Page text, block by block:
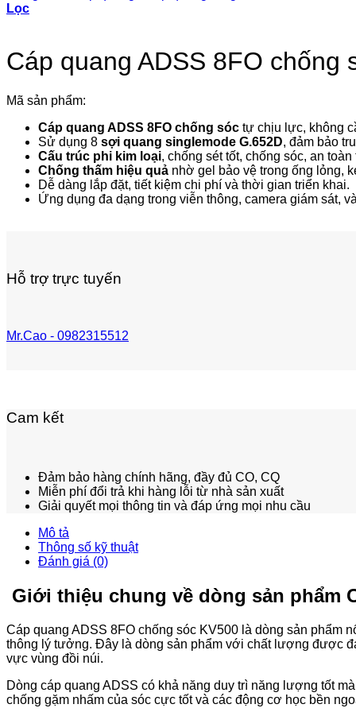
Lọc
Cáp quang ADSS 8FO chống
Mã sản phẩm:
Cáp quang ADSS 8FO chống sóc tự chịu lực, không
Sử dụng 8 sợi quang singlemode G.652D, đảm bảo
Cấu trúc phi kim loại, chống sét tốt, chống sóc, an
Chống thấm hiệu quả nhờ gel bảo vệ trong ống lỏng,
Dễ dàng lắp đặt, tiết kiệm chi phí và thời gian triển khai.
Ứng dụng đa dạng trong viễn thông, camera giám sát,
Hỗ trợ trực tuyến
Mr.Cao - 0982315512
Cam kết
Đảm bảo hàng chính hãng, đầy đủ CO, CQ
Miễn phí đổi trả khi hàng lỗi từ nhà sản xuất
Giải quyết mọi thông tin và đáp ứng mọi nhu cầu
Mô tả
Thông số kỹ thuật
Đánh giá (0)
Giới thiệu chung về dòng sản phẩm
Cáp quang ADSS 8FO chống sóc KV500 là dòng sản phẩm
thông lý tưởng. Đây là dòng sản phẩm với chất lượng được
vực vùng đồi núi.
Dòng cáp quang ADSS có khả năng duy trì năng lượng tốt
chống gặm nhấm của sóc cực tốt và các động cơ học bền